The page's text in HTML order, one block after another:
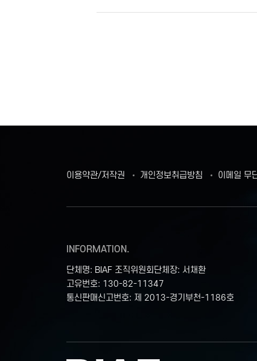
이용약관/저작권 개인정보취급방침 이메일 무
INFORMATION.
단체명: BIAF 조직위원회단체장: 서채환
고유번호: 130-82-11347
통신판매신고번호: 제 2013-경기부천-1186호